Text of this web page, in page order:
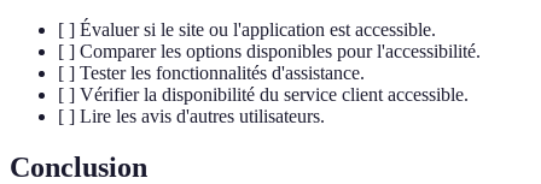
[ ] Évaluer si le site ou l'application est accessible.
[ ] Comparer les options disponibles pour l'accessibilité.
[ ] Tester les fonctionnalités d'assistance.
[ ] Vérifier la disponibilité du service client accessible.
[ ] Lire les avis d'autres utilisateurs.
Conclusion